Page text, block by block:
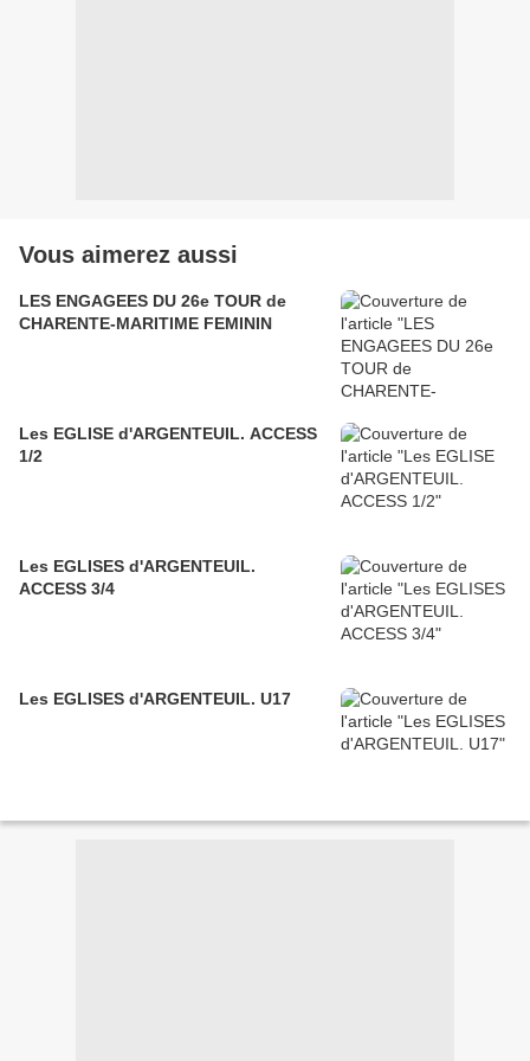
Vous aimerez aussi
LES ENGAGEES DU 26e TOUR de
CHARENTE-MARITIME FEMININ
Les EGLISE d'ARGENTEUIL. ACCESS
1/2
Les EGLISES d'ARGENTEUIL.
ACCESS 3/4
Les EGLISES d'ARGENTEUIL. U17